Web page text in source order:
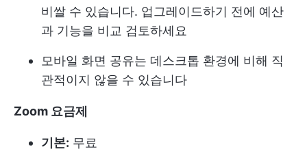
비쌀 수 있습니다. 업그레이드하기 전에 예산
과 기능을 비교 검토하세요
모바일 화면 공유는 데스크톱 환경에 비해 직
관적이지 않을 수 있습니다
Zoom 요금제
기본: 무료